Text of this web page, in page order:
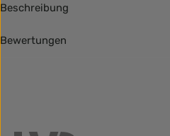
Beschreibung
Bewertungen